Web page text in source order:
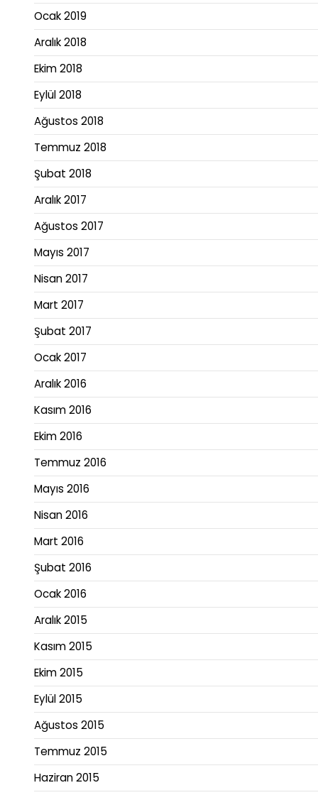
Ocak 2019
Aralık 2018
Ekim 2018
Eylül 2018
Ağustos 2018
Temmuz 2018
Şubat 2018
Aralık 2017
Ağustos 2017
Mayıs 2017
Nisan 2017
Mart 2017
Şubat 2017
Ocak 2017
Aralık 2016
Kasım 2016
Ekim 2016
Temmuz 2016
Mayıs 2016
Nisan 2016
Mart 2016
Şubat 2016
Ocak 2016
Aralık 2015
Kasım 2015
Ekim 2015
Eylül 2015
Ağustos 2015
Temmuz 2015
Haziran 2015